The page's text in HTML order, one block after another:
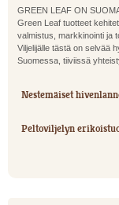
GREEN LEAF ON
Green Leaf tuotteet
valmistus, markkinointi ja
Viljelijälle tästä on selvää
Suomessa, tiiviissä
Nestemäiset
Peltoviljelyn